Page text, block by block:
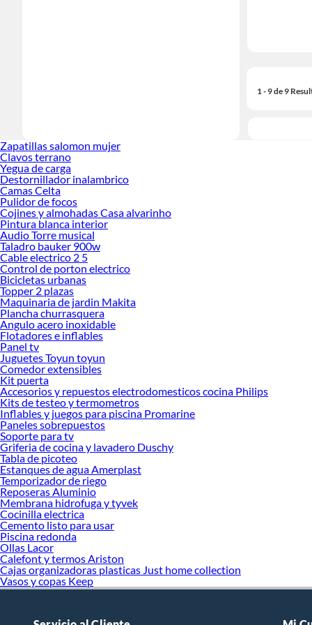
1 - 9 de 9
Zapatillas salomon mujer
Clavos terrano
Yegua de carga
Destornillador inalambrico
Camas Celta
Pulidor de focos
Cojines y almohadas Casa alvarinho
Pintura blanca interior
Audio Torre musical
Taladro bauker 900w
Cable electrico 2 5
Control de porton electrico
Bicicletas urbanas
Topper 2 plazas
Maquinaria de jardin Makita
Plancha churrasquera
Angulo acero inoxidable
Flotadores e inflables
Panel tv
Juguetes Toyun toyun
Comedor extensibles
Kit puerta
Accesorios y repuestos electrodomesticos cocina Philips
Kits de testeo y termometros
Inflables y juegos para piscina Promarine
Paneles sobrepuestos
Soporte para tv
Griferia de cocina y lavadero Duschy
Tabla de picoteo
Estanques de agua Amerplast
Temporizador de riego
Reposeras Aluminio
Membrana hidrofuga y tyvek
Cocinilla electrica
Cemento listo para usar
Piscina redonda
Ollas Lacor
Calefont y termos Ariston
Cajas organizadoras plasticas Just home collection
Vasos y copas Keep